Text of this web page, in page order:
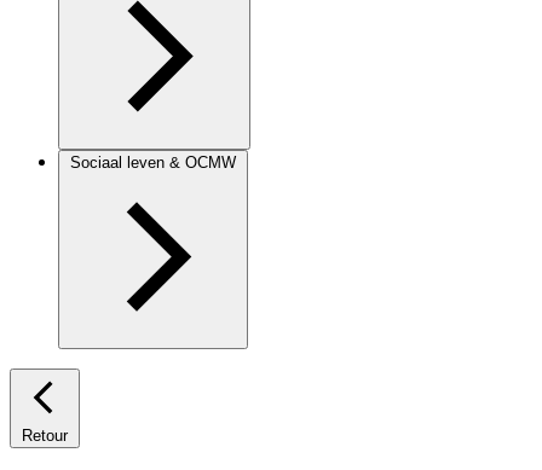
Sociaal leven & OCMW
Retour